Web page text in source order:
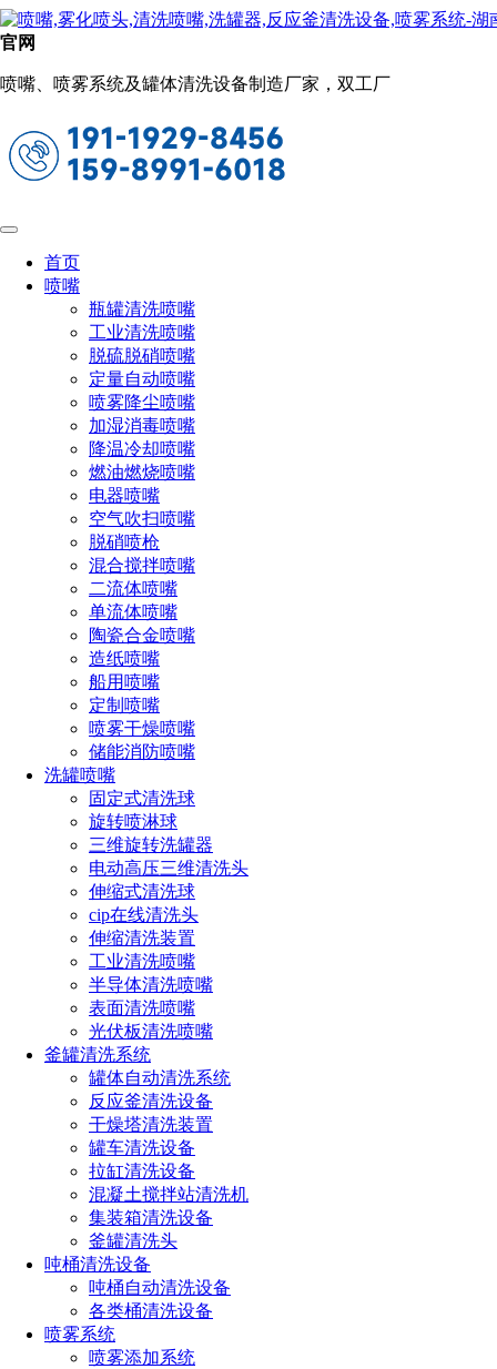
官网
喷嘴、喷雾系统及罐体清洗设备制造厂家，双工厂
首页
喷嘴
瓶罐清洗喷嘴
工业清洗喷嘴
脱硫脱硝喷嘴
定量自动喷嘴
喷雾降尘喷嘴
加湿消毒喷嘴
降温冷却喷嘴
燃油燃烧喷嘴
电器喷嘴
空气吹扫喷嘴
脱硝喷枪
混合搅拌喷嘴
二流体喷嘴
单流体喷嘴
陶瓷合金喷嘴
造纸喷嘴
船用喷嘴
定制喷嘴
喷雾干燥喷嘴
储能消防喷嘴
洗罐喷嘴
固定式清洗球
旋转喷淋球
三维旋转洗罐器
电动高压三维清洗头
伸缩式清洗球
cip在线清洗头
伸缩清洗装置
工业清洗喷嘴
半导体清洗喷嘴
表面清洗喷嘴
光伏板清洗喷嘴
釜罐清洗系统
罐体自动清洗系统
反应釜清洗设备
干燥塔清洗装置
罐车清洗设备
拉缸清洗设备
混凝土搅拌站清洗机
集装箱清洗设备
釜罐清洗头
吨桶清洗设备
吨桶自动清洗设备
各类桶清洗设备
喷雾系统
喷雾添加系统
工业清洗喷嘴
当前位置：
SJV三件组合式喷头
常用于低压清洁、化药喷涂、金属清洁和加工
喷射喷涂、清洁油脂及清洗、部件清洗、喷射冷却
设计特点
1、SJV扇形喷射喷嘴能提供高冲击力的液柱流或扇形喷雾，
喷射角度在0度到110度之间
2、该喷头产生的喷雾分布均匀，液滴粗细小到中等。当需要
几个喷嘴重叠喷射时，特殊设计的边使得喷射所覆盖的区域分
3、所有的SJVC喷头都是精加工的，从而提供准确的流率和喷
4、组合式喷嘴广泛应用在各行业，4种不同组合式
分为SJVW提供的是广角扇形喷雾，SJVB提供的是标准及广角
实心锥喷雾,SJVA提供空心锥形喷雾
喷嘴主体
1、喷嘴和帽盖的材料可以是黄铜、303不锈钢和316不锈钢。
2、入口接头是1/8英寸、1/4英寸、3/8英寸或1/2英寸NPT或
BSPT(内或外螺纹)。
3、出口的接头是11/16"-16UNF牙或者G3/8牙，可以配扇形喷